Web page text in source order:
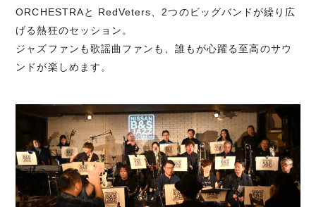
ORCHESTRAと RedVeters、2つのビッグバンドが繰り広
げる熱狂のセッション。
ジャズファンも歌謡曲ファンも、誰もが心躍る至高のサウ
ンドが楽しめます。